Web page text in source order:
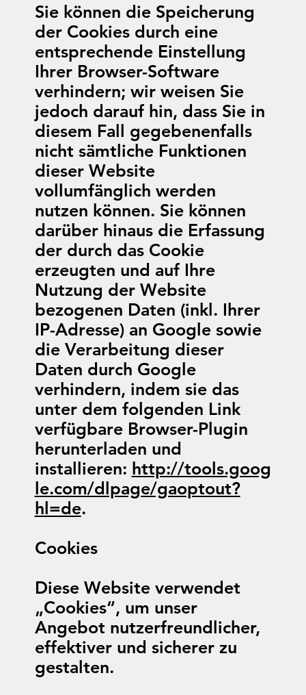
Sie können die Speicherung
der Cookies durch eine
entsprechende Einstellung
Ihrer Browser-Software
verhindern; wir weisen Sie
jedoch darauf hin, dass Sie in
diesem Fall gegebenenfalls
nicht sämtliche Funktionen
dieser Website
vollumfänglich werden
nutzen können. Sie können
darüber hinaus die Erfassung
der durch das Cookie
erzeugten und auf Ihre
Nutzung der Website
bezogenen Daten (inkl. Ihrer
IP-Adresse) an Google sowie
die Verarbeitung dieser
Daten durch Google
verhindern, indem sie das
unter dem folgenden Link
verfügbare Browser-Plugin
herunterladen und
installieren: http://tools.goog
le.com/dlpage/gaoptout?
hl=de.
Cookies
Diese Website verwendet
„Cookies“, um unser
Angebot nutzerfreundlicher,
effektiver und sicherer zu
gestalten.